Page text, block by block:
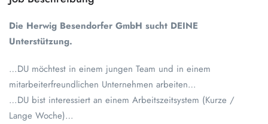
Die Herwig Besendorfer GmbH sucht DEINE
Unterstützung.
…DU möchtest in einem jungen Team und in einem
mitarbeiterfreundlichen Unternehmen arbeiten…
…DU bist interessiert an einem Arbeitszeitsystem (Kurze /
Lange Woche)…